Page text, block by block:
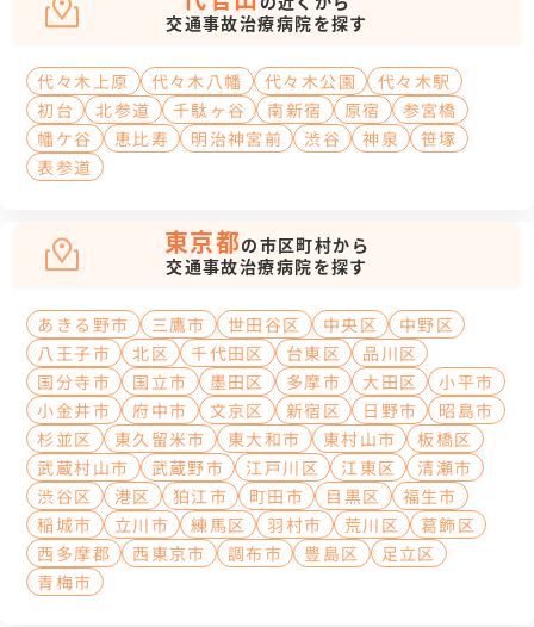
交通事故治療病院を探す
代々木上原 代々木八幡 代々木公園
代々木駅
初台
北参道 千駄ヶ谷 南新宿 原宿
参宮橋
幡ケ谷
恵比寿 明治神宮前 渋谷 神泉
笹塚
表参道
東京都の市区町村から
交通事故治療病院を探す
あきる野市 三鷹市 世田谷区 中央区
中野区
八王子市
北区 千代田区 台東区
品川区
国分寺市
国立市 墨田区 多摩市 大田区
小平市
小金井市
府中市 文京区 新宿区 日野市
昭島市
杉並区
東久留米市 東大和市 東村山市
板橋区
武蔵村山市
武蔵野市 江戸川区 江東区
清瀬市
渋谷区
港区 狛江市 町田市 目黒区
福生市
稲城市
立川市 練馬区 羽村市 荒川区
葛飾区
西多摩郡
西東京市 調布市 豊島区
足立区
青梅市